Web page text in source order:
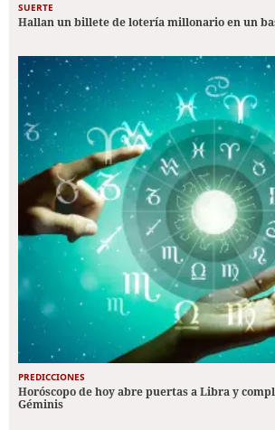
SUERTE
Hallan un billete de lotería millonario en un
PREDICCIONES
Horóscopo de hoy abre puertas a Libra y
Géminis